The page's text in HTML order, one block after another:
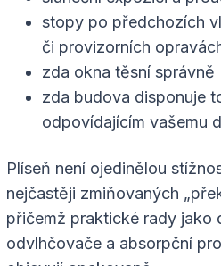
stopy po předchozích
či provizorních
zda okna těsní správně
zda budova disponuje
odpovídajícím vašemu
Plíseň není ojedinělou
nejčastěji zmiňovaných
přičemž praktické rady jako
odvlhčovače a absorpční